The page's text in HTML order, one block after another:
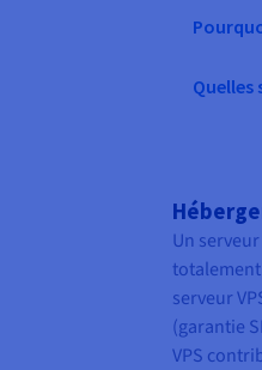
Quelles
Un
serveur
(garantie
VPS